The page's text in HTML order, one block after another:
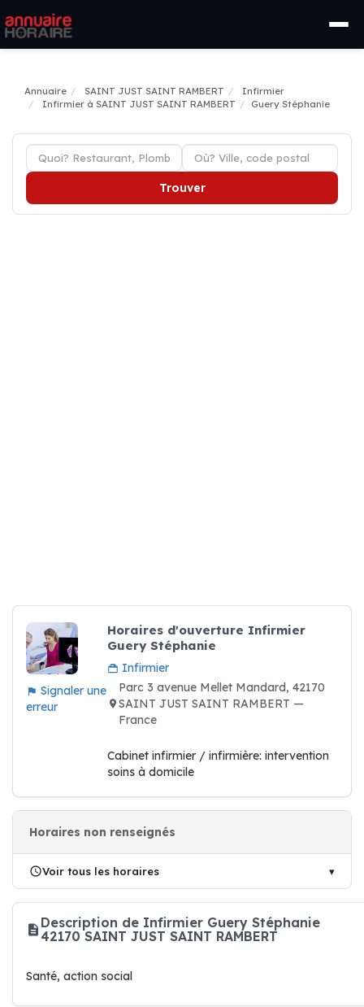
Annuaire SAINT JUST SAINT RAMBERT
Infirmier
Infirmier à SAINT JUST SAINT RAMBERT
Guery Stéphanie
Trouver
Signaler une
erreur
Horaires d'ouverture Infirmier
Guery Stéphanie
Infirmier
Parc 3 avenue Mellet Mandard, 42170
SAINT JUST SAINT RAMBERT —
France
Cabinet infirmier / infirmière: intervention
soins à domicile
Horaires non renseignés
Voir tous les horaires
Description de Infirmier Guery Stéphanie
42170 SAINT JUST SAINT RAMBERT
Santé, action social